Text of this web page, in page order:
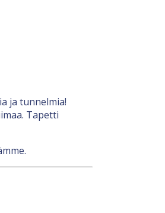
ja tunnelmia!
Tapetti